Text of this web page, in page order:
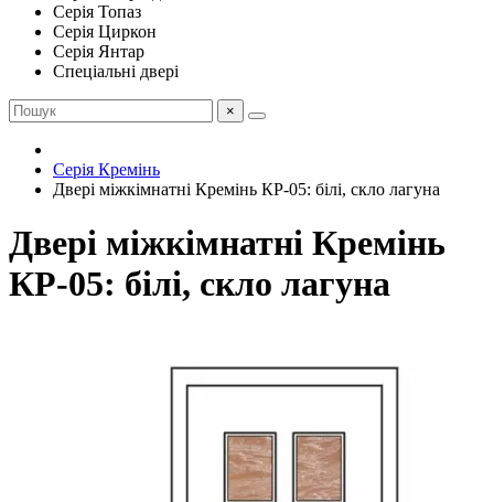
Серія Топаз
Серія Циркон
Серія Янтар
Спеціальні двері
×
Серія Кремінь
Двері міжкімнатні Кремінь КР-05: білі, скло лагуна
Двері міжкімнатні Кремінь
КР-05: білі, скло лагуна